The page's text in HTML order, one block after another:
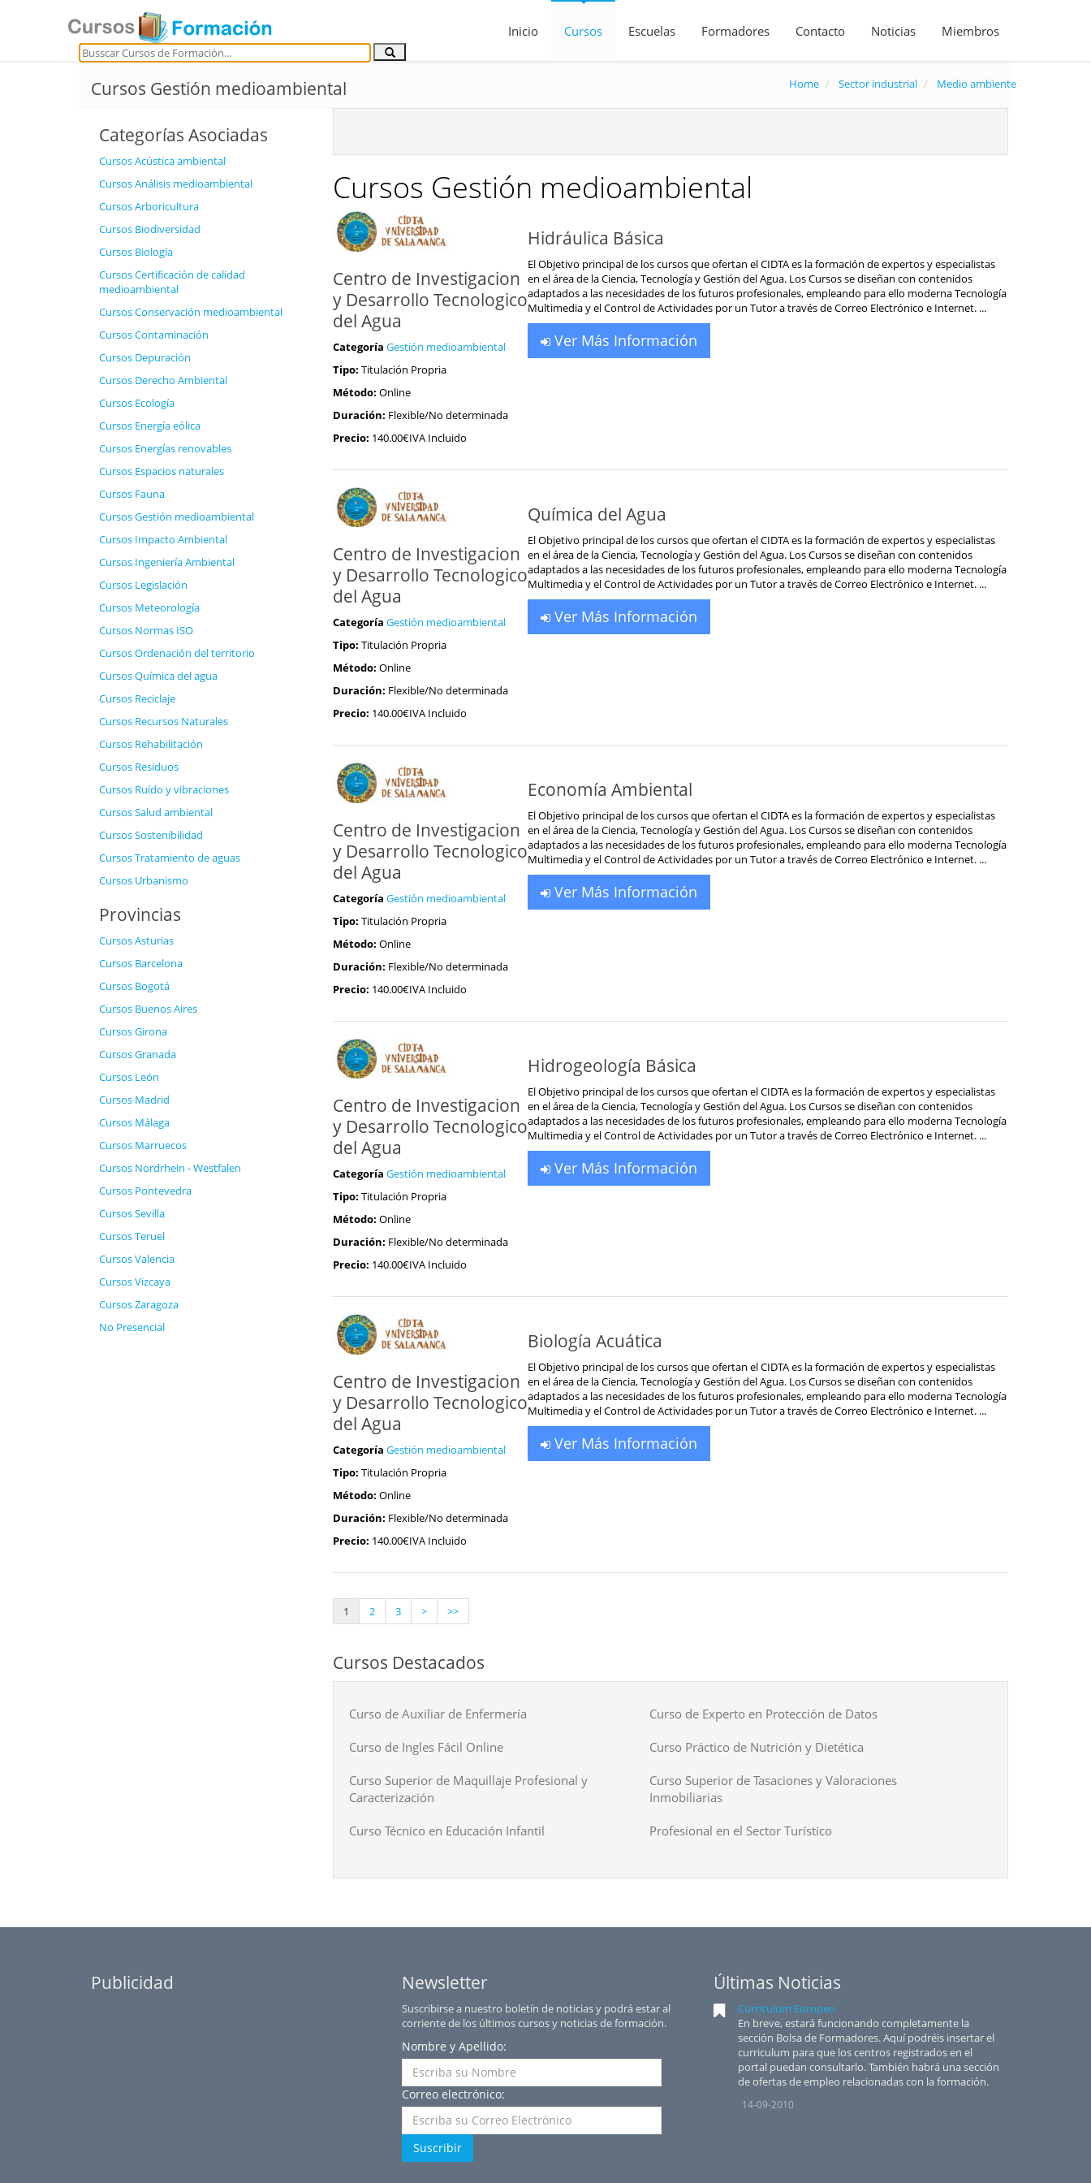
Inicio Cursos Escuelas Formadores Contacto Noticias Miembros
Cursos Gestión medioambiental Home Sector industrial Medio ambiente
Categorías Asociadas
Cursos Acústica ambiental
Cursos Análisis medioambiental
Cursos Arboricultura
Cursos Biodiversidad
Cursos Biología
Cursos Certificación de calidad
medioambiental
Cursos Conservación medioambiental
Cursos Contaminación
Cursos Depuración
Cursos Derecho Ambiental
Cursos Ecología
Cursos Energía eólica
Cursos Energías renovables
Cursos Espacios naturales
Cursos Fauna
Cursos Gestión medioambiental
Cursos Impacto Ambiental
Cursos Ingeniería Ambiental
Cursos Legislación
Cursos Meteorología
Cursos Normas ISO
Cursos Ordenación del territorio
Cursos Química del agua
Cursos Reciclaje
Cursos Recursos Naturales
Cursos Rehabilitación
Cursos Residuos
Cursos Ruído y vibraciones
Cursos Salud ambiental
Cursos Sostenibilidad
Cursos Tratamiento de aguas
Cursos Urbanismo
Provincias
Cursos Asturias
Cursos Barcelona
Cursos Bogotá
Cursos Buenos Aires
Cursos Girona
Cursos Granada
Cursos León
Cursos Madrid
Cursos Málaga
Cursos Marruecos
Cursos Nordrhein - Westfalen
Cursos Pontevedra
Cursos Sevilla
Cursos Teruel
Cursos Valencia
Cursos Vizcaya
Cursos Zaragoza
No Presencial
Cursos Gestión medioambiental
Centro de Investigacion
y Desarrollo Tecnologico
del Agua
Categoría Gestión medioambiental
Tipo: Titulación Propria
Método: Online
Duración: Flexible/No determinada
Precio: 140.00€IVA Incluido
Hidráulica Básica
El Objetivo principal de los cursos que ofertan el CIDTA es la formación de expertos y especialistas
en el área de la Ciencia, Tecnología y Gestión del Agua. Los Cursos se diseñan con contenidos
adaptados a las necesidades de los futuros profesionales, empleando para ello moderna Tecnología
Multimedia y el Control de Actividades por un Tutor a través de Correo Electrónico e Internet. ...
Ver Más Información
Centro de Investigacion
y Desarrollo Tecnologico
del Agua
Categoría Gestión medioambiental
Tipo: Titulación Propria
Método: Online
Duración: Flexible/No determinada
Precio: 140.00€IVA Incluido
Química del Agua
El Objetivo principal de los cursos que ofertan el CIDTA es la formación de expertos y especialistas
en el área de la Ciencia, Tecnología y Gestión del Agua. Los Cursos se diseñan con contenidos
adaptados a las necesidades de los futuros profesionales, empleando para ello moderna Tecnología
Multimedia y el Control de Actividades por un Tutor a través de Correo Electrónico e Internet. ...
Ver Más Información
Centro de Investigacion
y Desarrollo Tecnologico
del Agua
Categoría Gestión medioambiental
Tipo: Titulación Propria
Método: Online
Duración: Flexible/No determinada
Precio: 140.00€IVA Incluido
Economía Ambiental
El Objetivo principal de los cursos que ofertan el CIDTA es la formación de expertos y especialistas
en el área de la Ciencia, Tecnología y Gestión del Agua. Los Cursos se diseñan con contenidos
adaptados a las necesidades de los futuros profesionales, empleando para ello moderna Tecnología
Multimedia y el Control de Actividades por un Tutor a través de Correo Electrónico e Internet. ...
Ver Más Información
Centro de Investigacion
y Desarrollo Tecnologico
del Agua
Categoría Gestión medioambiental
Tipo: Titulación Propria
Método: Online
Duración: Flexible/No determinada
Precio: 140.00€IVA Incluido
Hidrogeología Básica
El Objetivo principal de los cursos que ofertan el CIDTA es la formación de expertos y especialistas
en el área de la Ciencia, Tecnología y Gestión del Agua. Los Cursos se diseñan con contenidos
adaptados a las necesidades de los futuros profesionales, empleando para ello moderna Tecnología
Multimedia y el Control de Actividades por un Tutor a través de Correo Electrónico e Internet. ...
Ver Más Información
Centro de Investigacion
y Desarrollo Tecnologico
del Agua
Categoría Gestión medioambiental
Tipo: Titulación Propria
Método: Online
Duración: Flexible/No determinada
Precio: 140.00€IVA Incluido
Biología Acuática
El Objetivo principal de los cursos que ofertan el CIDTA es la formación de expertos y especialistas
en el área de la Ciencia, Tecnología y Gestión del Agua. Los Cursos se diseñan con contenidos
adaptados a las necesidades de los futuros profesionales, empleando para ello moderna Tecnología
Multimedia y el Control de Actividades por un Tutor a través de Correo Electrónico e Internet. ...
Ver Más Información
1 2 3 > >>
Cursos Destacados
Curso de Auxiliar de Enfermería Curso de Experto en Protección de Datos
Curso de Ingles Fácil Online Curso Práctico de Nutrición y Dietética
Curso Superior de Maquillaje Profesional y
Caracterización
Curso Superior de Tasaciones y Valoraciones
Inmobiliarias
Curso Técnico en Educación Infantil Profesional en el Sector Turístico
Publicidad Newsletter
Suscribirse a nuestro boletín de noticias y podrá estar al
corriente de los últimos cursos y noticias de formación.
Nombre y Apellido:
Correo electrónico:
Suscribir
Últimas Noticias
Curriculum Europeo
En breve, estará funcionando completamente la
sección Bolsa de Formadores. Aquí podréis insertar el
curriculum para que los centros registrados en el
portal puedan consultarlo. También habrá una sección
de ofertas de empleo relacionadas con la formación.
14-09-2010